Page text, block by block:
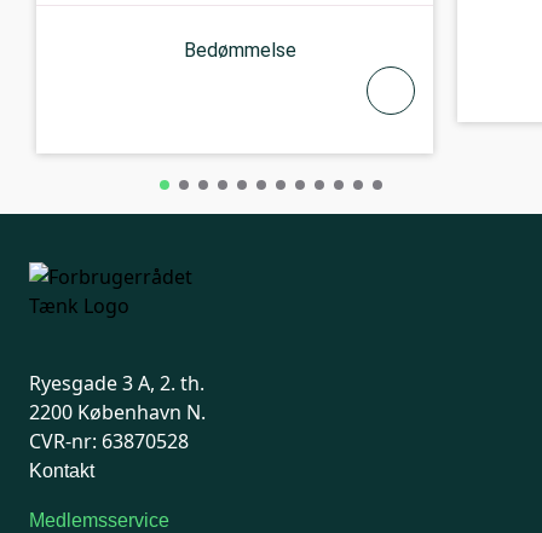
Bedømmelse
Ryesgade 3 A, 2. th.
2200 København N.
CVR-nr: 63870528
Kontakt
Medlemsservice